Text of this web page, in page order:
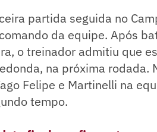
partida seguida no
da equipe. Após
o treinador admitiu que
na próxima rodada.
Felipe e Martinelli na
tempo.